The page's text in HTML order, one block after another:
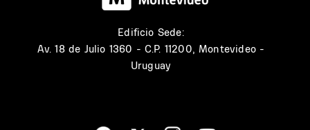
Edificio Sede:
Av. 18 de Julio 1360 - C.P. 11200, Montevideo -
Uruguay